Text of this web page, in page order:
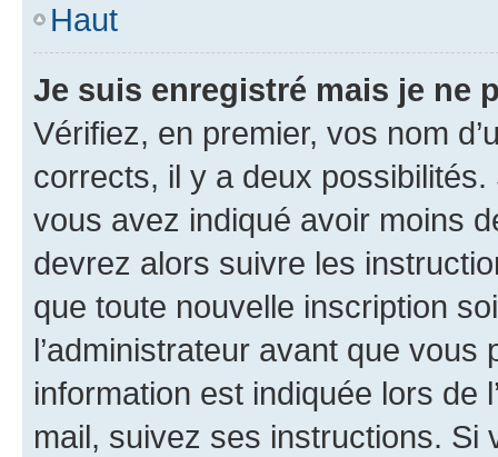
Haut
Je suis enregistré mais je ne
Vérifiez, en premier, vos nom
corrects, il y a deux
vous avez indiqué avoir moins
devrez alors suivre les
que toute nouvelle inscription
l’administrateur avant que
information est indiquée lors de
mail, suivez ses instructions. Si